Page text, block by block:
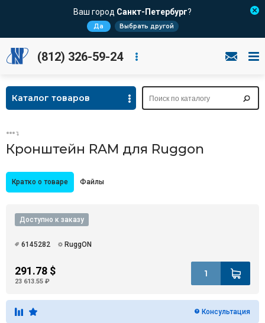
Ваш город Санкт-Петербург?
Да Выбрать другой
(812) 326-59-24
Каталог товаров
Кронштейн RAM для Ruggon
Кратко о товаре Файлы
Доступно к заказу
6145282 RuggON
291.78 $
23 613.55 ₽
Консультация